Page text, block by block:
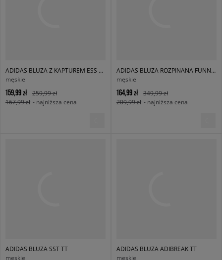
ADIDAS BLUZA Z KAPTUREM ESS HD
męskie
159,99 zł
259,99 zł
167,99 zł - najniższa cena
ADIDAS BLUZA ROZPINANA FUNNELNECK TT
męskie
164,99 zł
349,99 zł
209,99 zł - najniższa cena
ADIDAS BLUZA SST TT
męskie
ADIDAS BLUZA ADIBREAK TT
męskie